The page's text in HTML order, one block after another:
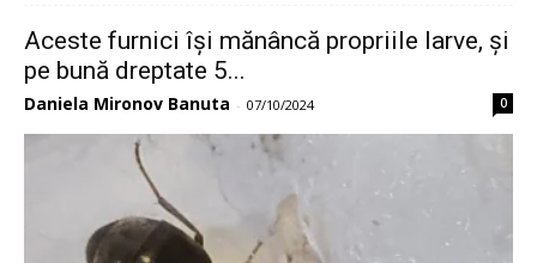
Aceste furnici își mănâncă propriile larve, și
pe bună dreptate 5...
Daniela Mironov Banuta - 07/10/2024 0